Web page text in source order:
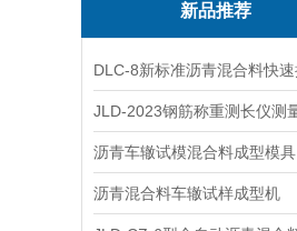
新品推荐
沥青车辙试模混合料成型模具
沥青混合料车辙试样成型机